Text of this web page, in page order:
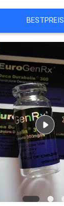
BESTPREIS